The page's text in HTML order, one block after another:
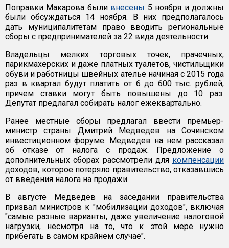
Поправки Макарова были внесены 5 ноября и должны
были обсуждаться 14 ноября. В них предполагалось
дать муниципалитетам право вводить региональные
сборы с предпринимателей за 22 вида деятельности.
Владельцы мелких торговых точек, прачечных,
парикмахерских и даже платных туалетов, чистильщики
обуви и работницы швейных ателье начиная с 2015 года
раз в квартал будут платить от 6 до 600 тыс. рублей,
причем ставки могут быть повышены до 10 раз.
Депутат предлагал собирать налог ежеквартально.
Ранее местные сборы предлагал ввести премьер-
министр страны Дмитрий Медведев на Сочинском
инвестиционном форуме. Медведев на нем рассказал
об отказе от налога с продаж. Предложение о
дополнительных сборах рассмотрели для компенсации
доходов, которое потеряло правительство, отказавшись
от введения налога на продажи.
В августе Медведев на заседании правительства
призвал министров к "мобилизации доходов", включая
"самые разные варианты, даже увеличение налоговой
нагрузки, несмотря на то, что к этой мере нужно
прибегать в самом крайнем случае".